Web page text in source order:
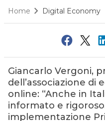
Home Digital Economy
Giancarlo Vergoni,
dell’associazione di
online: “Anche in
informato e
implementazione